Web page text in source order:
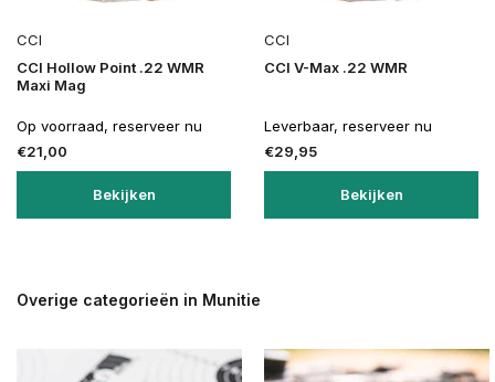
CCI
CCI Hollow Point .22 WMR
Maxi Mag
Op voorraad, reserveer nu
€21,00
Bekijken
CCI
CCI V-Max .22 WMR
Leverbaar, reserveer nu
€29,95
Bekijken
Overige categorieën in Munitie